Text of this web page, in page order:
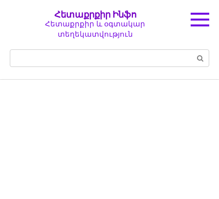
Հետաքրքիր Ինֆո
Հետաքրքիր և օգտակար
տեղեկատվություն